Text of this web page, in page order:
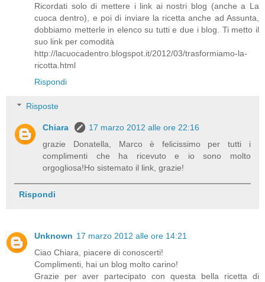
Ricordati solo di mettere i link ai nostri blog (anche a La
cuoca dentro), e poi di inviare la ricetta anche ad Assunta,
dobbiamo metterle in elenco su tutti e due i blog. Ti metto il
suo link per comodità
http://lacuocadentro.blogspot.it/2012/03/trasformiamo-la-
ricotta.html
Rispondi
Risposte
Chiara
17 marzo 2012 alle ore 22:16
grazie Donatella, Marco è felicissimo per tutti i
complimenti che ha ricevuto e io sono molto
orgogliosa!Ho sistemato il link, grazie!
Rispondi
Unknown 17 marzo 2012 alle ore 14:21
Ciao Chiara, piacere di conoscerti!
Complimenti, hai un blog molto carino!
Grazie per aver partecipato con questa bella ricetta di